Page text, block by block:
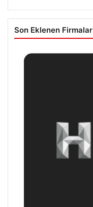
Son Eklenen Firmalar